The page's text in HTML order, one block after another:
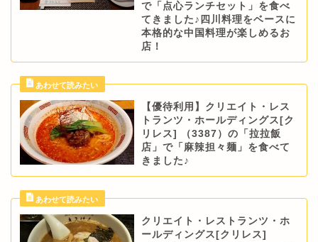
で「点心ランチセット」を食べ
てきました♪四川料理をベースに
本格的な中国料理が楽しめるお
店！
【優待利用】クリエイト・レス
トランツ・ホールディングス[ク
リレス] （3387）の「拉拉飯
店」で「麻辣担々麺」を食べて
きました♪
クリエイト・レストランツ・ホ
ールディングス[クリレス]